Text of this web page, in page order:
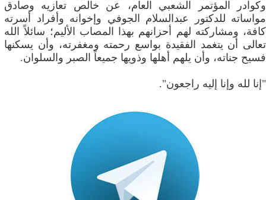
وكوادر المؤتمر الشعبي العام، عن خالص تعازيه وصادق
مواساته للدكتور عبدالسلام الجوفي وإخوانه وأفراد أسرته
كافة، ومشاركته لهم أحزانهم بهذا المصاب الأليم؛ سائلاً الله
تعالى أن يتغمد الفقيدة بواسع رحمته ومغفرته، وأن يسكنها
فسيح جناته، وأن يلهم أهلها وذويها جميعاً الصبر والسلوان.
"إنا لله وإنا إليه راجعون".